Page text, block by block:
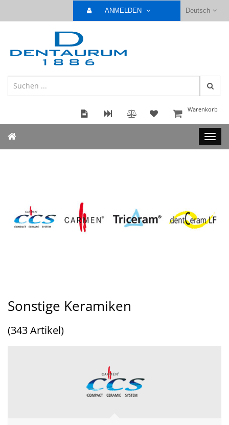
Deutsch
ANMELDEN
Warenkorb
Sonstige Keramiken
(343 Artikel)